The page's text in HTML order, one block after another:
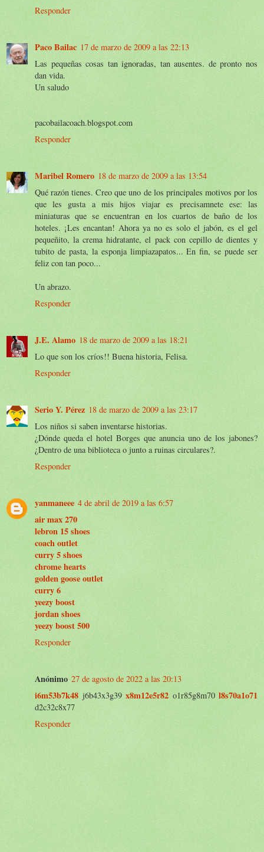
Responder
Paco Bailac 17 de marzo de 2009 a las 22:13
Las pequeñas cosas tan ignoradas, tan ausentes. de pronto nos
dan vida.
Un saludo
pacobailacoach.blogspot.com
Responder
Maribel Romero 18 de marzo de 2009 a las 13:54
Qué razón tienes. Creo que uno de los principales motivos por los
que les gusta a mis hijos viajar es precisamnete ese: las
miniaturas que se encuentran en los cuartos de baño de los
hoteles. ¡Les encantan! Ahora ya no es solo el jabón, es el gel
pequeñito, la crema hidratante, el pack con cepillo de dientes y
tubito de pasta, la esponja limpiazapatos... En fin, se puede ser
feliz con tan poco...
Un abrazo.
Responder
J.E. Alamo 18 de marzo de 2009 a las 18:21
Lo que son los críos!! Buena historia, Felisa.
Responder
Serio Y. Pérez 18 de marzo de 2009 a las 23:17
Los niños si saben inventarse historias.
¿Dónde queda el hotel Borges que anuncia uno de los jabones?
¿Dentro de una biblioteca o junto a ruinas circulares?.
Responder
yanmaneee 4 de abril de 2019 a las 6:57
air max 270
lebron 15 shoes
coach outlet
curry 5 shoes
chrome hearts
golden goose outlet
curry 6
yeezy boost
jordan shoes
yeezy boost 500
Responder
Anónimo 27 de agosto de 2022 a las 20:13
i6m53b7k48 j6b43x3g39 x8m12e5r82 o1r85g8m70 l8s70a1o71
d2c32c8x77
Responder